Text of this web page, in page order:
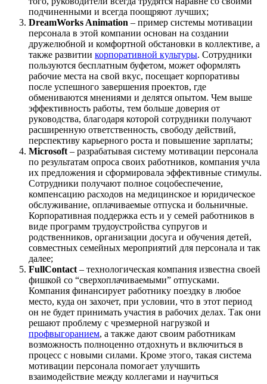
подчиненными и всегда поощряют лучших;
DreamWorks Animation – пример системы мотивации
персонала в этой компании основан на создании
дружелюбной и комфортной обстановки в коллективе, а
также развитии корпоративной культуры. Сотрудники
пользуются бесплатным буфетом, может оформлять
рабочие места на свой вкус, посещает корпоративы
после успешного завершения проектов, где
обмениваются мнениями и делятся опытом. Чем выше
эффективность работы, тем больше доверия от
руководства, благодаря которой сотрудники получают
расширенную ответственность, свободу действий,
перспективу карьерного роста и повышение зарплаты;
Microsoft – разрабатывая систему мотивации персонала
по результатам опроса своих работников, компания учла
их предложения и сформировала эффективные стимулы.
Сотрудники получают полное соцобеспечение,
компенсацию расходов на медицинское и юридическое
обслуживание, оплачиваемые отпуска и больничные.
Корпоративная поддержка есть и у семей работников в
виде программ трудоустройства супругов и
родственников, организации досуга и обучения детей,
совместных семейных мероприятий для персонала и так
далее;
FullContact – технологическая компания известна своей
фишкой со “сверхоплачиваемыми” отпусками.
Компания финансирует работнику поездку в любое
место, куда он захочет, при условии, что в этот период
он не будет принимать участия в рабочих делах. Так они
решают проблему с чрезмерной нагрузкой и
профвыгоранием, а также дают своим работникам
возможность полноценно отдохнуть и включиться в
процесс с новыми силами. Кроме этого, такая система
мотивации персонала помогает улучшить
взаимодействие между коллегами и научиться